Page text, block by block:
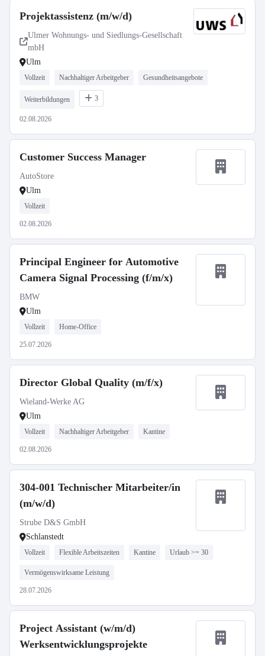
Projektassistenz (m/w/d)
Ulmer Wohnungs- und Siedlungs-Gesellschaft
mbH
Ulm
Vollzeit Nachhaltiger Arbeitgeber Gesundheitsangebote
Weiterbildungen 3
02.08.2026
Customer Success Manager
AutoStore
Ulm
Vollzeit
02.08.2026
Principal Engineer for Automotive
Camera Signal Processing (f/m/x)
BMW
Ulm
Vollzeit Home-Office
25.07.2026
Director Global Quality (m/f/x)
Wieland-Werke AG
Ulm
Vollzeit Nachhaltiger Arbeitgeber Kantine
02.08.2026
304-001 Technischer Mitarbeiter/in
(m/w/d)
Strube D&S GmbH
Schlanstedt
Vollzeit Flexible Arbeitszeiten Kantine Urlaub >= 30
Vermögenswirksame Leistung
28.07.2026
Project Assistant (w/m/d)
Werksentwicklungsprojekte